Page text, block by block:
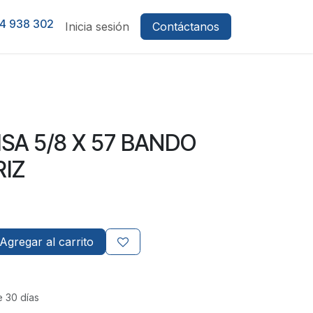
938 302 Inicia sesión Contáctanos
5/8 X 57 BANDO
Agregar al carrito
30 días